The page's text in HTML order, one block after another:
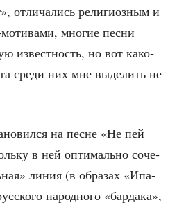
отли­ча­лись рели­ги­оз­ным и
мно­гие пес­ни
извест­ность, но вот како­
сре­ди них мне выде­лить не
на песне «Не пей
в ней опти­маль­но соче­
линия (в обра­зах «Ипа­
народ­но­го «бар­да­ка»,